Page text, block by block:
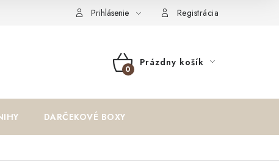
Reklamačný formulár Formulár na odstúpenie od
Prihlásenie Registrácia
NÁKUPNÝ
Prázdny košík
DARČEKOVÉ BOXY